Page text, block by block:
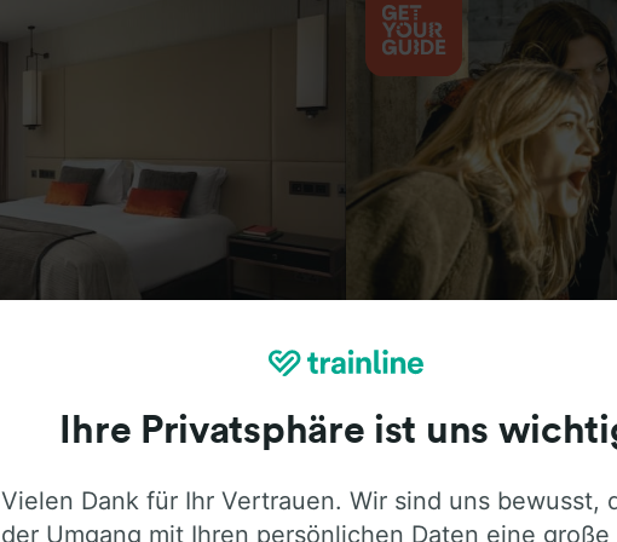
Die ehrliche Meinung von Trainline-
Ihre Privatsphäre ist uns
Vielen Dank für Ihr Vertrauen. Wir sind uns bewusst,
der Umgang mit Ihren persönlichen Daten eine große